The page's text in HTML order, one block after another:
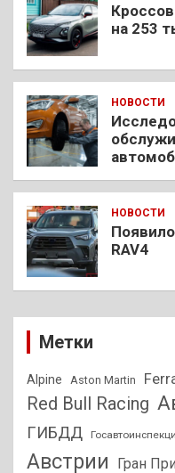
на 253
НОВОСТИ
НОВОСТИ
RAV4
Метки
Alpine Aston Martin
Red Bull Racing
ГИБДД
Австрии
Гран